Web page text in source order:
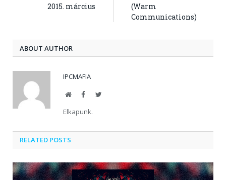
2015. március
(Warm
Communications)
ABOUT AUTHOR
IPCMAFIA
WebsiteFacebookTwitter
Elkapunk.
RELATED POSTS